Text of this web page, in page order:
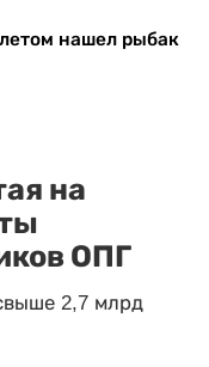
нашел рыбак
на
ОПГ
2,7 млрд